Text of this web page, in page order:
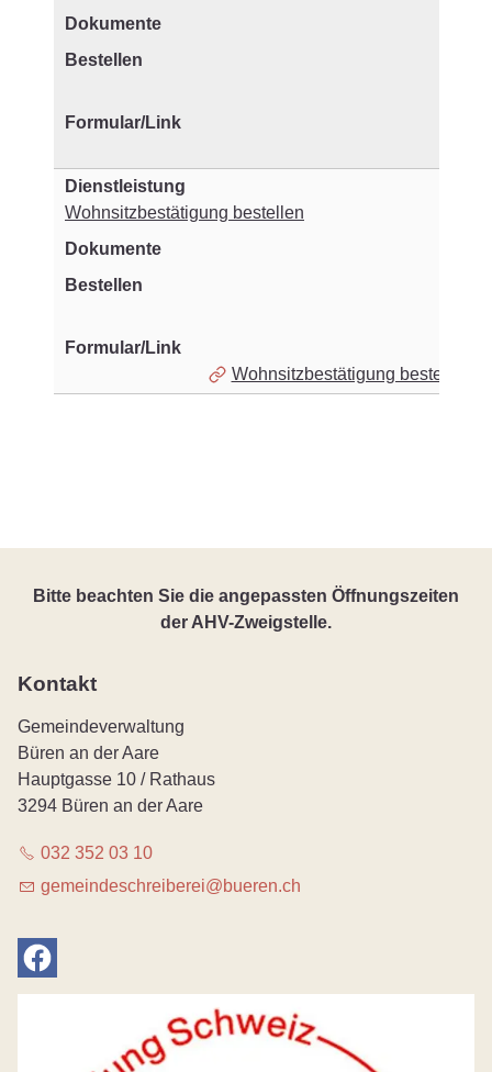
Wohnsitzbestätigung bestellen
Wohnsitzbestätigung bestellen
Bitte beachten Sie die angepassten Öffnungszeiten
der AHV-Zweigstelle.
Kontakt
Gemeindeverwaltung
Büren an der Aare
Hauptgasse 10 / Rathaus
3294 Büren an der Aare
032 352 03 10
g
m nd schr b r b r n ch